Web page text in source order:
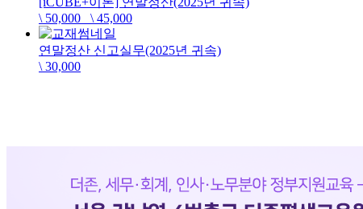
\ 50,000 \ 45,000
연말정산 신고실무(2025년 귀속)
\ 30,000